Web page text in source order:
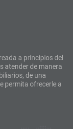
a principios del
atender de manera
de una
permita ofrecerle a